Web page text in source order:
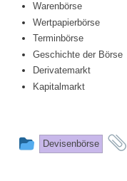
Warenbörse
Wertpapierbörse
Terminbörse
Geschichte der Börse
Derivatemarkt
Kapitalmarkt
This
entry
Devisenbörse